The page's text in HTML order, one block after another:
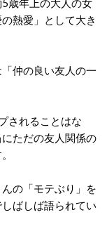
歳年上の大人の女
熱愛」として大き
仲の良い友人の一
されることはな
ただの友人関係の
。
の「モテぶり」を
ばしば語られてい